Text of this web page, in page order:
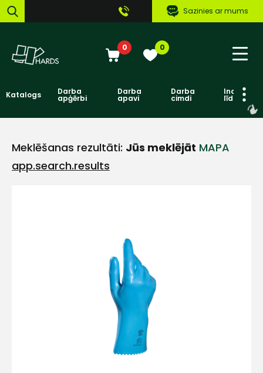
Sazinies ar mums
0 0
Katalogs Darba
apģērbi
Darba
apavi
Darba
cimdi līdzekļi
Meklēšanas rezultāti: Jūs meklējāt MAPA
app.search.results